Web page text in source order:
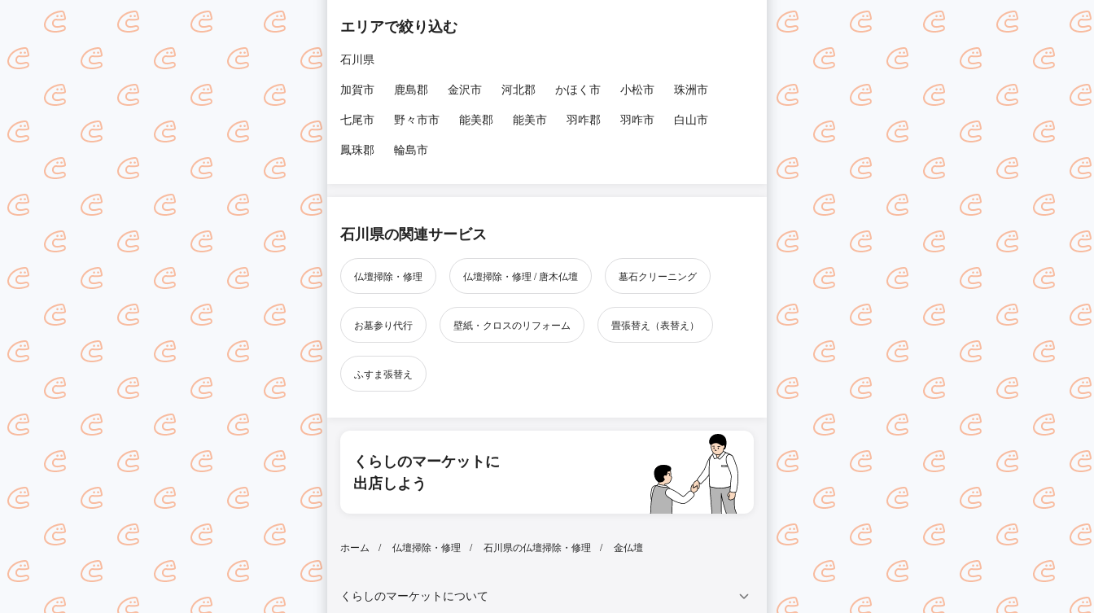
エリアで絞り込む
石川県
加賀市
鹿島郡 金沢市 河北郡 かほく市 小松市
珠洲市
七尾市
野々市市 能美郡 能美市 羽咋郡 羽咋市
白山市
鳳珠郡
輪島市
石川県の関連サービス
仏壇掃除・修理 仏壇掃除・修理 / 唐木仏壇 墓石クリーニング
お墓参り代行 壁紙・クロスのリフォーム 畳張替え（表替え）
ふすま張替え
くらしのマーケットに
出店しよう
ホーム 仏壇掃除・修理 石川県の仏壇掃除・修理 金仏壇
くらしのマーケットについて